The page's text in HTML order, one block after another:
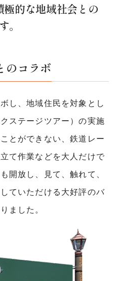
極的な地域社会との
。
のコラボ
し、地域住民を対象とし
ステージツアー）の実施
とができない、鉄道レー
て作業などを大人だけで
開放し、見て、触れて、
ていただける大好評のバ
ました。